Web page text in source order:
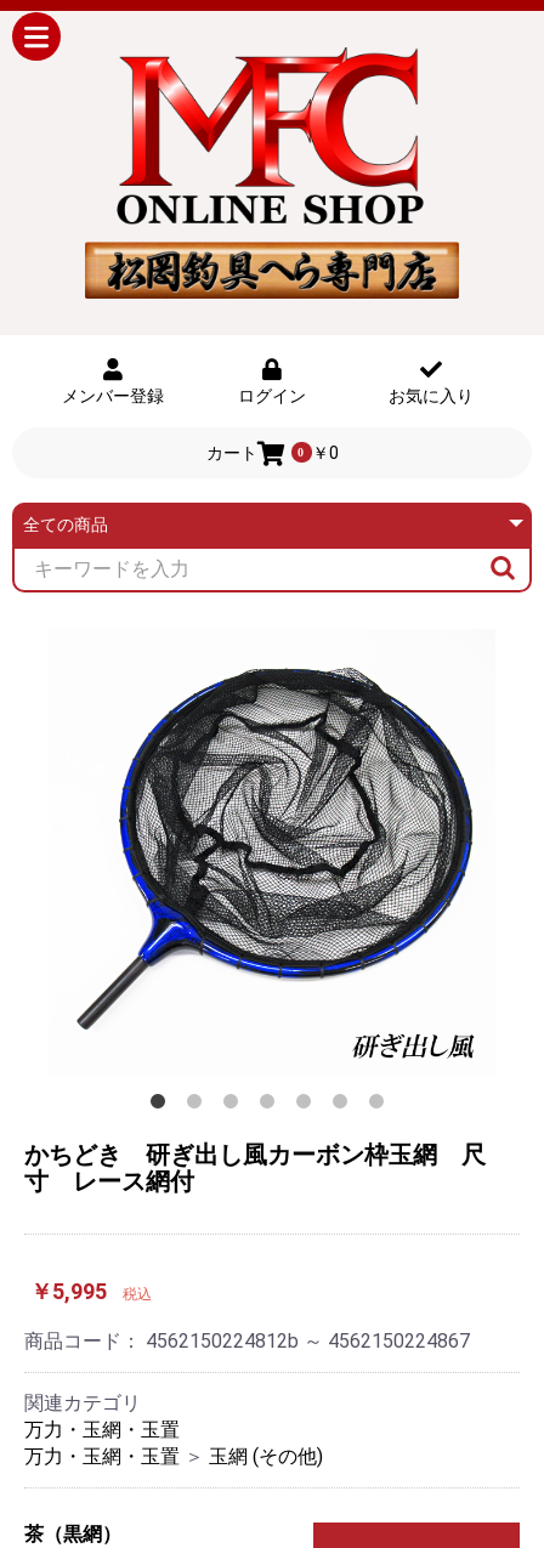
メンバー登録 ログイン お気に入り
カート 0 ￥0
かちどき 研ぎ出し風カーボン枠玉網 尺
寸 レース網付
￥5,995 税込
商品コード： 4562150224812b ～ 4562150224867
関連カテゴリ
万力・玉網・玉置
万力・玉網・玉置 ＞ 玉網 (その他)
茶（黒網）